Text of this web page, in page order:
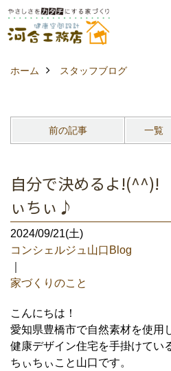
ホーム スタッフブログ
前の記事 一覧
自分で決めるよ
ぃちぃ♪
2024/09/21(土)
コンシェルジュ山口Blog
家づくりのこと
こんにちは！
愛知県豊橋市で自然素材を使用
健康デザイン住宅を手掛けてい
ちぃちぃこと山口です。